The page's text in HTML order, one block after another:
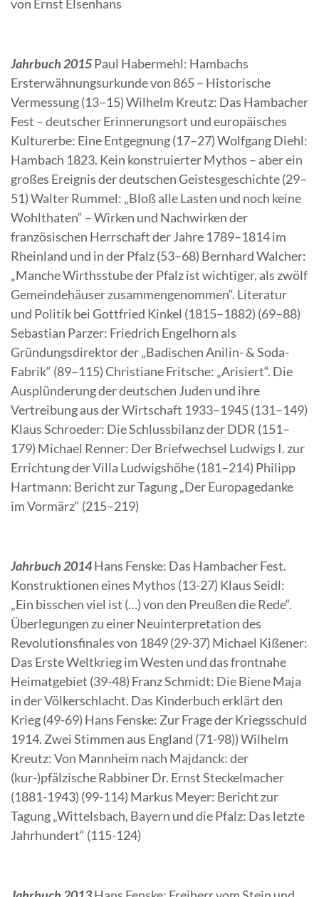
von Ernst Elsenhans
Jahrbuch 2015Paul Habermehl: Hambachs
Ersterwähnungsurkunde von 865 – Historische
Vermessung (13–15) Wilhelm Kreutz: Das Hambacher
Fest – deutscher Erinnerungsort und europäisches
Kulturerbe: Eine Entgegnung (17–27) Wolfgang Diehl:
Hambach 1823. Kein konstruierter Mythos – aber ein
großes Ereignis der deutschen Geistesgeschichte (29–
51) Walter Rummel: „Bloß alle Lasten und noch keine
Wohlthaten“ – Wirken und Nachwirken der
französischen Herrschaft der Jahre 1789–1814 im
Rheinland und in der Pfalz (53–68) Bernhard Walcher:
„Manche Wirthsstube der Pfalz ist wichtiger, als zwölf
Gemeindehäuser zusammengenommen“. Literatur
und Politik bei Gottfried Kinkel (1815–1882) (69–88)
Sebastian Parzer: Friedrich Engelhorn als
Gründungsdirektor der „Badischen Anilin- & Soda-
Fabrik“ (89–115) Christiane Fritsche: „Arisiert“. Die
Ausplünderung der deutschen Juden und ihre
Vertreibung aus der Wirtschaft 1933–1945 (131–149)
Klaus Schroeder: Die Schlussbilanz der DDR (151–
179) Michael Renner: Der Briefwechsel Ludwigs I. zur
Errichtung der Villa Ludwigshöhe (181–214) Philipp
Hartmann: Bericht zur Tagung „Der Europagedanke
im Vormärz“ (215–219)
Jahrbuch 2014Hans Fenske: Das Hambacher Fest.
Konstruktionen eines Mythos (13-27) Klaus Seidl:
„Ein bisschen viel ist (…) von den Preußen die Rede“.
Überlegungen zu einer Neuinterpretation des
Revolutionsfinales von 1849 (29-37) Michael Kißener:
Das Erste Weltkrieg im Westen und das frontnahe
Heimatgebiet (39-48) Franz Schmidt: Die Biene Maja
in der Völkerschlacht. Das Kinderbuch erklärt den
Krieg (49-69) Hans Fenske: Zur Frage der Kriegsschuld
1914. Zwei Stimmen aus England (71-98)) Wilhelm
Kreutz: Von Mannheim nach Majdanck: der
(kur-)pfälzische Rabbiner Dr. Ernst Steckelmacher
(1881-1943) (99-114) Markus Meyer: Bericht zur
Tagung „Wittelsbach, Bayern und die Pfalz: Das letzte
Jahrhundert“ (115-124)